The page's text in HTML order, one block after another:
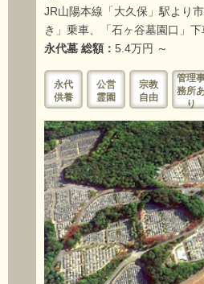
JR山陽本線「大久保」駅より
き」乗車、「石ヶ谷墓園口」
永代墓 総額： 5.4万円 ～
永代
供養
公営
霊園
宗教
自由
管理
務所
り